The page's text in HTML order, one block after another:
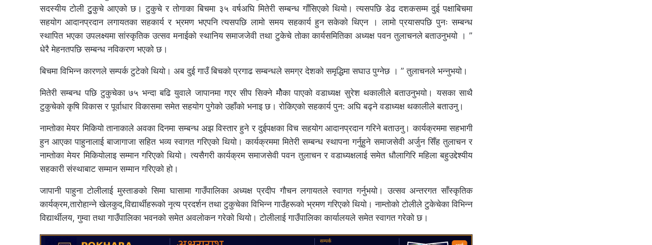
सदस्यीय टाेली टुुकुचे आएकाे छ। टुकुचे र ताेगाका बिचमा ३५ वर्षअघि मितेरी सम्बन्ध गाँसिएको थियाे। त्यसपछि डेढ दशकसम्म दुई पक्षाबिचमा
सहयाेग आदानप्रदान लगायतका सहकार्य र भ्रमण भएपनि त्यसपछि लामाे समय सहकार्य हुन सकेको थिएन । लामाे प्रयासपछि पुनः सम्बन्ध
स्थापित भएका उपलक्ष्यमा सांस्कृतिक उत्सव मनाईकाे स्थानिय समाजजेवी तथा टुकेचे ताेका कार्यसमितिका अध्यक्ष पवन तुलाचनले बताउनुभयो । ”
धेरै मेहनतपछि सम्बन्ध नविकरण भएकाे छ।
बिचमा विभिन्न कारणले सम्पर्क टुटेकाे थियाे। अब दुई गाउँ बिचकाे प्रगाढ सम्बन्धले समग्र देशकाे समृद्धिमा सघाउ पुग्नेछ । ” तुलाचनले भन्नुभयाे।
मितेरी सम्बन्ध पछि टुकुचेका ७५ भन्दा बढि युवाले जापानमा गएर सीप सिक्ने माेैका पाएकाे वडाध्यक्ष सुरेश थकालीले बताउनुभयाे। यसका साथै
टुकुचेकाे कृषि विकास र पूर्वाधार विकासमा समेत सहयोग पुगेकाे उहाँकाे भनाइ छ। राेकिएकाे सहकार्य पुन: अघि बढ्ने वडाध्यक्ष थकालीले बताउनु।
नाम्ताेका मेयर मिकियाे तानाकाले अवका दिनमा सम्बन्ध अझ विस्तार हुने र दुईपक्षका विच सहयोग आदानप्रदान गरिने बताउनु। कार्यक्रममा सहभागी
हुन आएका पाहुनालाई बाजागाजा सहित भव्य स्वागत गरिएको थियाे। कार्यक्रममा मितेरी सम्बन्ध स्थापना गर्नुहुने समाजसेवी अर्जुन सिँह तुलाचन र
नाम्ताेका मेयर मिकियाेलाइ सम्मान गरिएको थियाे। त्यसैगरी कार्यक्रम समाजसेवी पवन तुलाचन र वडाध्यक्षलाई समेत धाैलागिरि महिला बहुउद्देश्यीय
सहकारी संस्थाबाट सम्मान सम्मान गरिएको हाे।
जापानी पाहुना टाेलीलाई मुस्ताङको सिमा घासामा गाउँपालिका अध्यक्ष प्रदीप गाैचन लगायतले स्वागत गर्नुभयाे। उत्सव अन्तरगत साँस्कृतिक
कार्यक्रम,ताराेहान्ने खेलकुद,विद्यार्थीहरूकाे नृत्य प्रदर्शन तथा टुकुचेका विभिन्न गाउँहरूकाे भ्रमण गरिएको थियाे। नाम्ताेकाे टाेलीले टुकेचेका विभिन्न
विद्यार्थीलय, गुम्वा तथा गाउँपालिका भवनकाे समेत अवलाेकन गरेकाे थियाे। टाेलीलाई गाउँपालिका कार्यालयले समेत स्वागत गरेकाे छ।